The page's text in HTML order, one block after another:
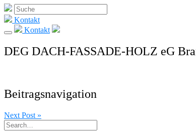
Kontakt
Kontakt
DEG DACH-FASSADE-HOLZ eG
Beitragsnavigation
Next Post »